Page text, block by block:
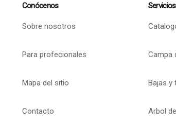
Conócenos
Sobre nosotros
Para profecionales
Mapa del sitio
Contacto
Servicios
Campa
Bajas y
Arbol